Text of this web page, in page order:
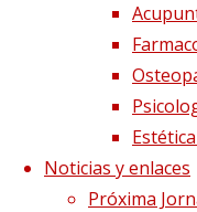
Noticias y enlaces
Próxima
Blog – Últimos
Dietética,
La decepción no
El viento
externo 7 agosto,
Tipología del